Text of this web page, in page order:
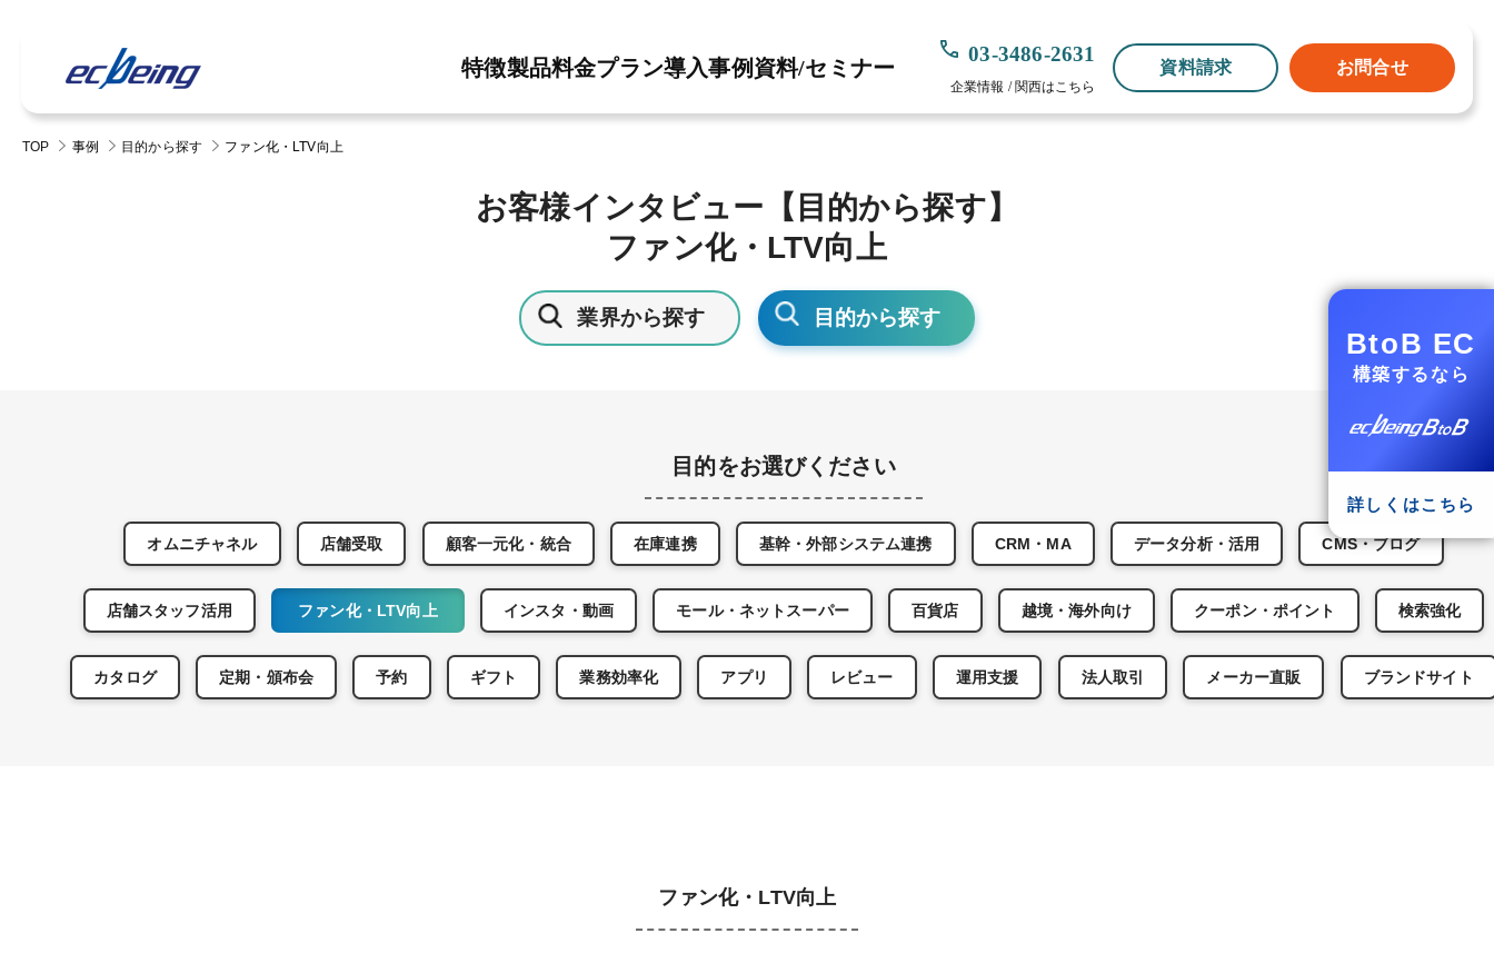
特徴製品料金プラン導入事例資料/セミナー
03-3486-2631
企業情報 / 関西はこちら
資料請求 お問合せ
BtoB EC
構築するなら
詳しくはこちら
TOP 事例 目的から探す ファン化・LTV向上
お客様インタビュー【目的から探す】
ファン化・LTV向上
業界から探す 目的から探す
目的をお選びください
オムニチャネル 店舗受取 顧客一元化・統合 在庫連携 基幹・外部システム連携 CRM・MA データ分析・活用 CMS・ブログ
店舗スタッフ活用 ファン化・LTV向上 インスタ・動画 モール・ネットスーパー 百貨店 越境・海外向け クーポン・ポイント 検索強化
カタログ 定期・頒布会 予約 ギフト 業務効率化 アプリ レビュー 運用支援 法人取引 メーカー直販 ブランドサイト
ファン化・LTV向上